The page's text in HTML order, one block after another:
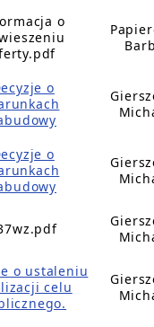
o
o
o
o ustaleniu
celu